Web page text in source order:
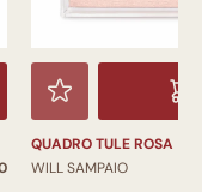
QUADRO TULE ROSA
WILL SAMPAIO